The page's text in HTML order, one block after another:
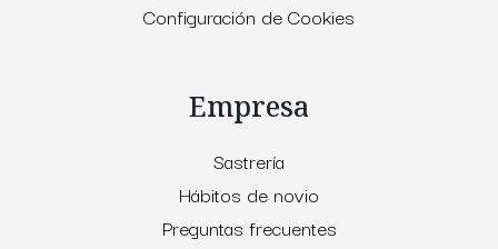
Configuración de Cookies
Empresa
Sastrería
Hábitos de novio
Preguntas frecuentes